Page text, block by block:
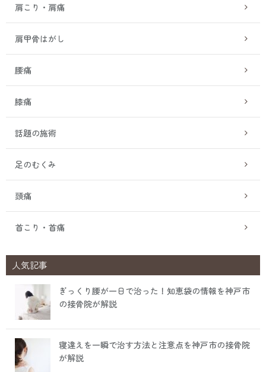
肩こり・肩痛
肩甲骨はがし
腰痛
膝痛
話題の施術
足のむくみ
頭痛
首こり・首痛
人気記事
ぎっくり腰が一日で治った！知恵袋の情報を神戸市
の接骨院が解説
寝違えを一瞬で治す方法と注意点を神戸市の接骨院
が解説